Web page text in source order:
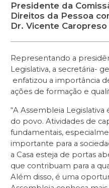
Presidente da
Direitos da Pessoa
Dr. Vicente Caropreso
Representando a
Legislativa, a secretária-
enfatizou a importância
ações de formação e
“A Assembleia
do povo. Atividades de
fundamentais,
importante para a
a Casa esteja de portas
que contribuam para a
Além disso, é uma